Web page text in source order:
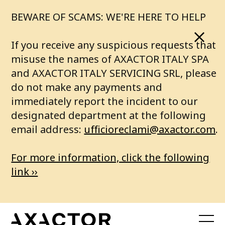
BEWARE OF SCAMS: WE'RE HERE TO HELP
If you receive any suspicious requests that
misuse the names of AXACTOR ITALY SPA
and AXACTOR ITALY SERVICING SRL, please
do not make any payments and
immediately report the incident to our
designated department at the following
email address: ufficioreclami@axactor.com.
For more information, click the following
link ››